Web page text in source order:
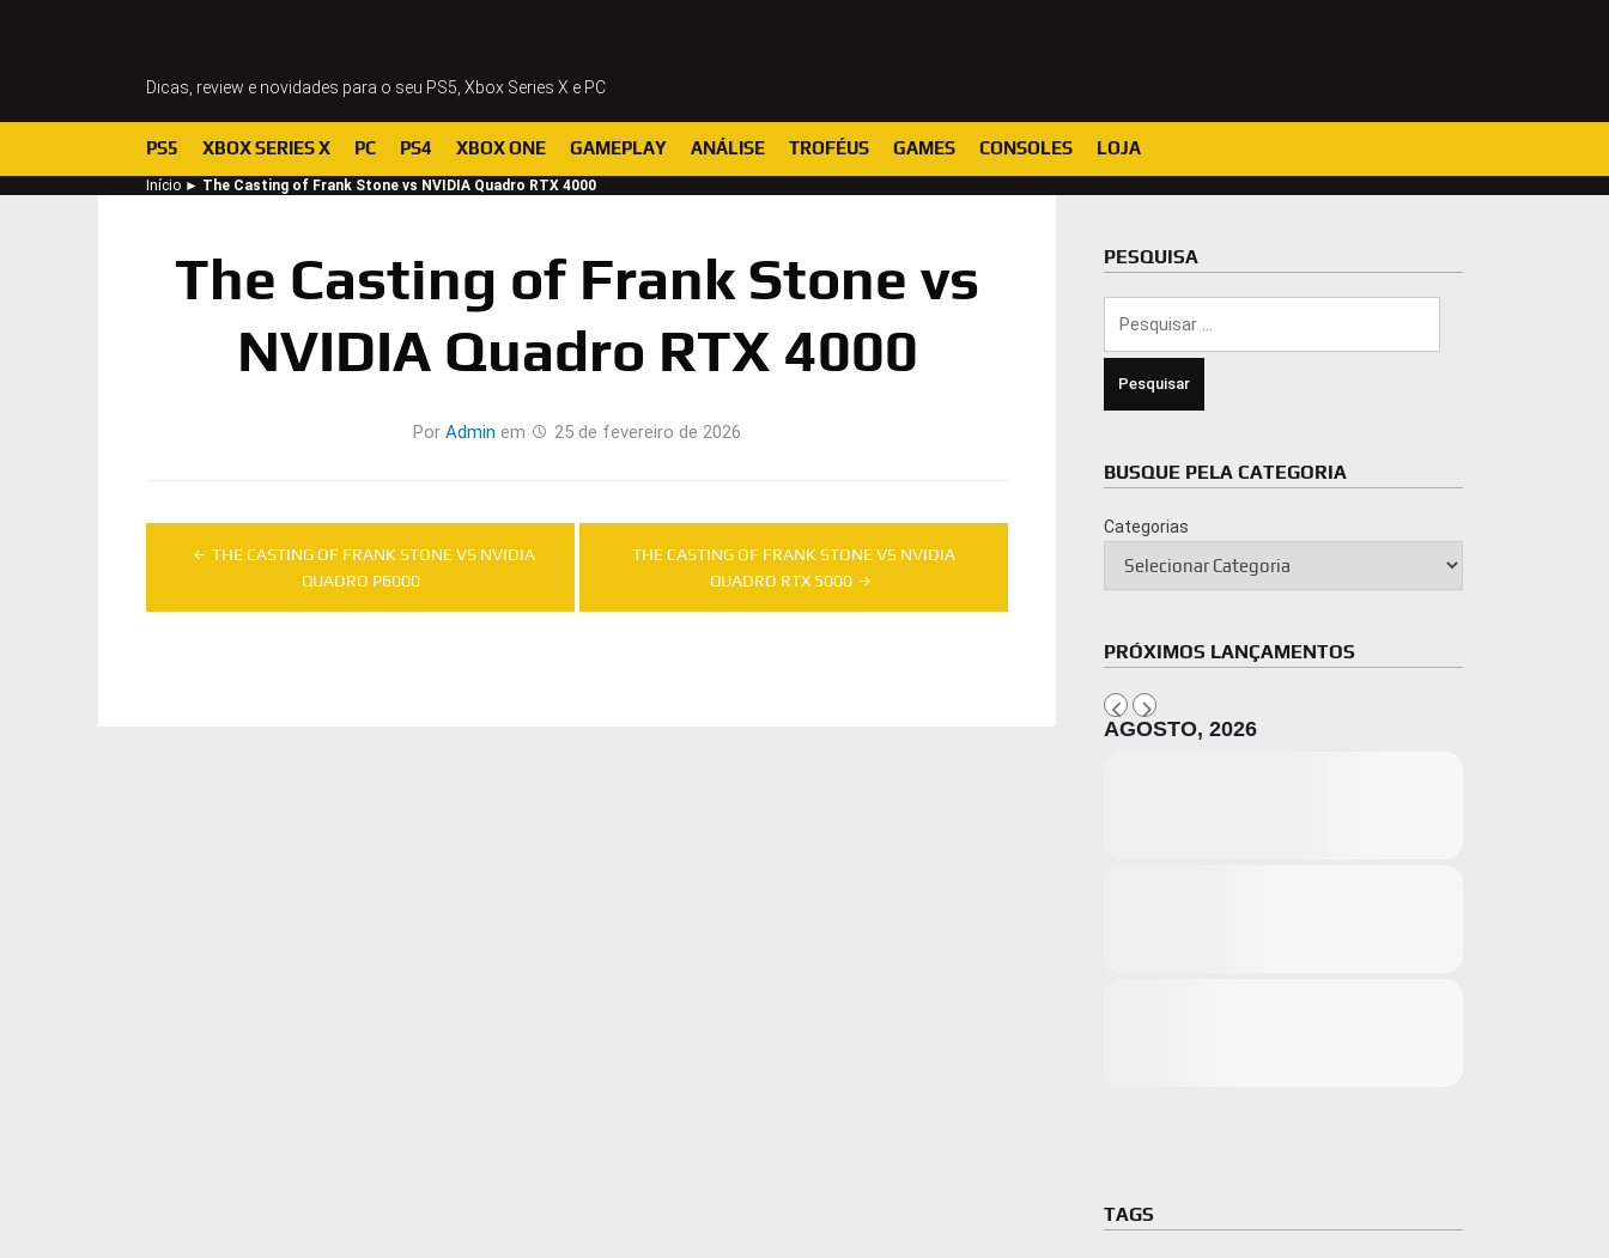
Dicas, review e novidades para o seu PS5, Xbox Series X e PC
PS5 XBOX SERIES X PC PS4 XBOX ONE GAMEPLAY ANÁLISE TROFÉUS GAMES CONSOLES LOJA
Início ► The Casting of Frank Stone vs NVIDIA Quadro RTX 4000
The Casting of Frank Stone vs
NVIDIA Quadro RTX 4000
Por Admin em 25 de fevereiro de 2026
Navegação
THE CASTING OF FRANK STONE VS NVIDIA
QUADRO P6000
THE CASTING OF FRANK STONE VS NVIDIA
QUADRO RTX 5000
PESQUISA
BUSQUE PELA CATEGORIA
Categorias
PRÓXIMOS LANÇAMENTOS
AGOSTO, 2026
TAGS